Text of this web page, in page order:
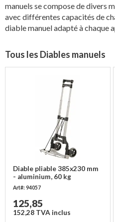
manuels se compose de divers
avec différentes capacités de
diable manuel adapté à chaque
Tous les Diables manuels
Diable pliable 385x230 mm
- aluminium, 60 kg
Art#: 94057
125,85
152,28 TVA inclus